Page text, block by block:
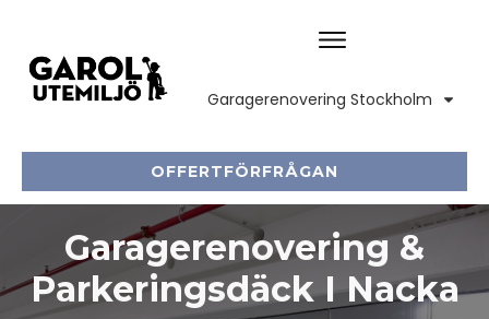
Garagerenovering Stockholm
OFFERTFÖRFRÅGAN
Garagerenovering &
Parkeringsdäck I Nacka